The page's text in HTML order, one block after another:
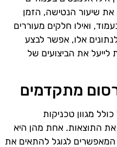
את שיעור הנטישה, הזמן
ואילו חלקים מעוררים
אלו, אפשר לבצע
את הביצועים של
מתקדמים
מגוון טכניקות
התוצאות. אחת מהן היא
המאפשרים לגוגל להתאים את